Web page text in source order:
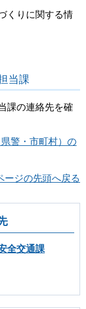
くりに関する情
当課
課の連絡先を確
警・市町村）の
ージの先頭へ戻る
全交通課